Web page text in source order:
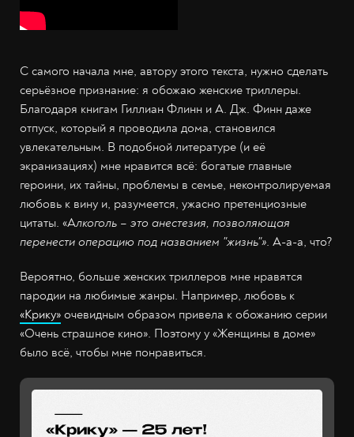
С самого начала мне, автору этого текста, нужно сделать
серьёзное признание: я обожаю женские триллеры.
Благодаря книгам Гиллиан Флинн и А. Дж. Финн даже
отпуск, который я проводила дома, становился
увлекательным. В подобной литературе (и её
экранизациях) мне нравится всё: богатые главные
героини, их тайны, проблемы в семье, неконтролируемая
любовь к вину и, разумеется, ужасно претенциозные
цитаты. «Алкоголь – это анестезия, позволяющая
перенести операцию под названием "жизнь"». А-а-а, что?
Вероятно, больше женских триллеров мне нравятся
пародии на любимые жанры. Например, любовь к
«Крику» очевидным образом привела к обожанию серии
«Очень страшное кино». Поэтому у «Женщины в доме»
было всё, чтобы мне понравиться.